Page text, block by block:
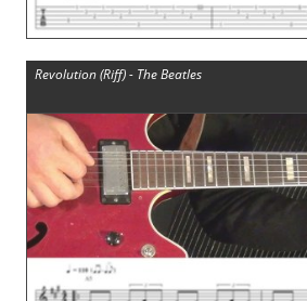
Revolution (Riff) - The Beatles